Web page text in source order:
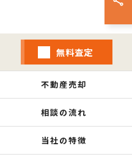
無料査定
不動産売却
相談の流れ
当社の特徴